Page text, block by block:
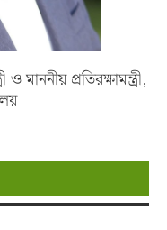
মাননীয় প্রতিরক্ষামন্ত্রী,